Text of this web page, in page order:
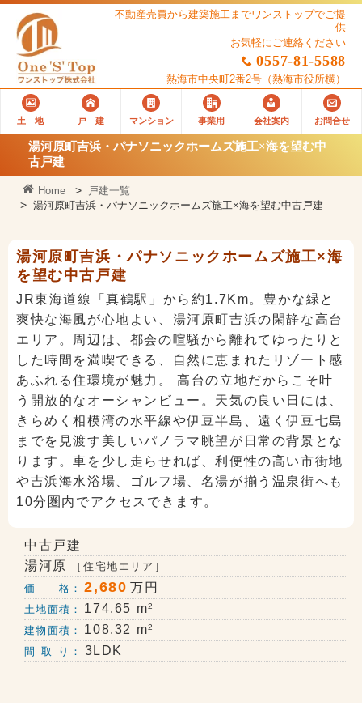
不動産売買から建築施工までワンストップでご提
供
お気軽にご連絡ください
0557-81-5588
熱海市中央町2番2号 （熱海市役所横）
土 地 戸 建 マンション 事業用 会社案内 お問合せ
湯河原町吉浜・パナソニックホームズ施工×海を望む中
古戸建
Home
戸建一覧
湯河原町吉浜・パナソニックホームズ施工×海を望む中古戸建
湯河原町吉浜・パナソニックホームズ施工×海
を望む中古戸建
JR東海道線「真鶴駅」から約1.7Km。豊かな緑と
爽快な海風が心地よい、湯河原町吉浜の閑静な高台
エリア。周辺は、都会の喧騒から離れてゆったりと
した時間を満喫できる、自然に恵まれたリゾート感
あふれる住環境が魅力。 高台の立地だからこそ叶
う開放的なオーシャンビュー。天気の良い日には、
きらめく相模湾の水平線や伊豆半島、遠く伊豆七島
までを見渡す美しいパノラマ眺望が日常の背景とな
ります。車を少し走らせれば、利便性の高い市街地
や吉浜海水浴場、ゴルフ場、名湯が揃う温泉街へも
10分圏内でアクセスできます。
中古戸建
湯河原
［住宅地エリア］
価 格：
2,680万円
土地面積： 174.65 m2
建物面積： 108.32 m2
間 取 り： 3LDK